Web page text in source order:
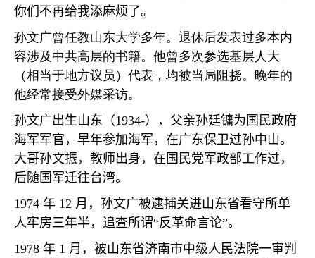
你们不再给我添麻烦了。
孙文广曾任教山东大学多年。退休后发表过多本内
容涉及中共高层的书籍。他曾多次参选基层人大
（相当于地方议员）代表，均被当局阻挠。晚年的
他经常接受外媒采访。
孙文广出生山东（1934-），父亲孙廷镛为国民政府
海军军官，早年参加海军，在广东保卫过孙中山。
大哥孙文振，教师出身，在国民党军政部工作过，
后随国军迁往台湾。
1974 年 12 月，孙文广被逮捕关进山东省看守所单
人牢房三年半，追查所谓“反革命言论”。
1978 年 1 月，被山东省济南市中级人民法院一审判